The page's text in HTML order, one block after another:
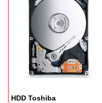
HDD Toshiba